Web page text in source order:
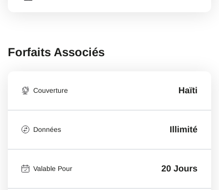
Forfaits Associés
Couverture Haïti
Données Illimité
Valable Pour 20 Jours